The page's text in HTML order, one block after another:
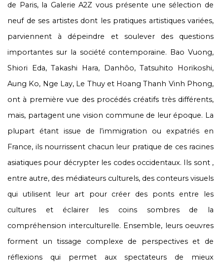
de Paris, la Galerie A2Z vous présente une sélection de
neuf de ses artistes dont les pratiques artistiques variées,
parviennent à dépeindre et soulever des questions
importantes sur la société contemporaine. Bao Vuong,
Shiori Eda, Takashi Hara, Danhôo, Tatsuhito Horikoshi,
Aung Ko, Nge Lay, Le Thuy et Hoang Thanh Vinh Phong,
ont à première vue des procédés créatifs très différents,
mais, partagent une vision commune de leur époque. La
plupart étant issue de l’immigration ou expatriés en
France, ils nourrissent chacun leur pratique de ces racines
asiatiques pour décrypter les codes occidentaux. Ils sont ,
entre autre, des médiateurs culturels, des conteurs visuels
qui utilisent leur art pour créer des ponts entre les
cultures et éclairer les coins sombres de la
compréhension interculturelle. Ensemble, leurs oeuvres
forment un tissage complexe de perspectives et de
réflexions qui permet aux spectateurs de mieux